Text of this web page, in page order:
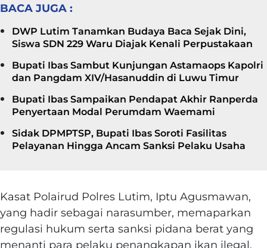
BACA JUGA :
DWP Lutim Tanamkan Budaya Baca Sejak Dini,
Siswa SDN 229 Waru Diajak Kenali Perpustakaan
Bupati Ibas Sambut Kunjungan Astamaops Kapolri
dan Pangdam XIV/Hasanuddin di Luwu Timur
Bupati Ibas Sampaikan Pendapat Akhir Ranperda
Penyertaan Modal Perumdam Waemami
Sidak DPMPTSP, Bupati Ibas Soroti Fasilitas
Pelayanan Hingga Ancam Sanksi Pelaku Usaha
Kasat Polairud Polres Lutim, Iptu Agusmawan,
yang hadir sebagai narasumber, memaparkan
regulasi hukum serta sanksi pidana berat yang
menanti para pelaku penangkapan ikan ilegal.